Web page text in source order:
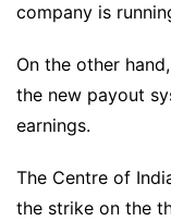
company is
On the other
the new payout
earnings.
The Centre of
the strike on the